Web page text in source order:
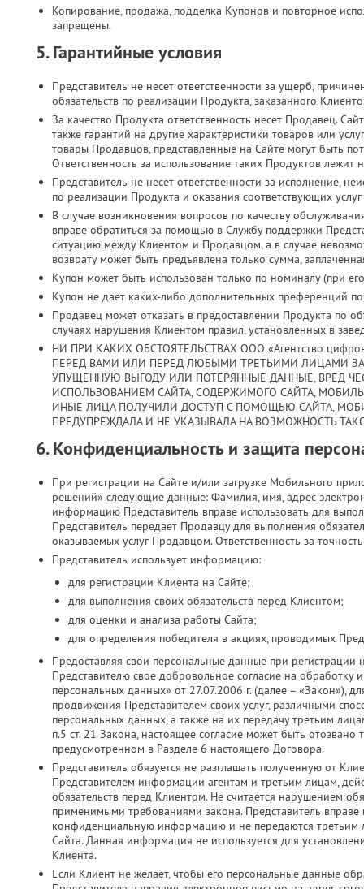
Копирование, продажа, подделка Купонов и повторное
запрещены.
5. Гарантийные условия
Представитель не несет ответственности за ущерб,
обязательств по реализации Продукта, заказанного
За качество Продукта ответственность несет Продавец.
также гарантий на другие характеристики товаров или
товары Продавцов, представленные на Сайте могут быть
Ответственность за использование таких Продуктов лежит
Представитель не несет ответственности за исполнение,
по реализации Продукта и оказания соответствующих
В случае возникновения вопросов по качеству
вправе обратиться за помощью в Службу поддержки
ситуацию между Клиентом и Продавцом, а в случае
возврату может быть предъявлена только сумма,
Купон может быть использован только по номиналу (при
Купон не дает каких-либо дополнительных преференций
Продавец может отказать в предоставлении Продукта по
случаях нарушения Клиентом правил, установленных в
НИ ПРИ КАКИХ ОБСТОЯТЕЛЬСТВАХ ООО «Агентство
ПЕРЕД ВАМИ ИЛИ ПЕРЕД ЛЮБЫМИ ТРЕТЬИМИ ЛИЦАМИ
УПУЩЕННУЮ ВЫГОДУ ИЛИ ПОТЕРЯННЫЕ ДАННЫЕ, ВРЕД
ИСПОЛЬЗОВАНИЕМ САЙТА, СОДЕРЖИМОГО САЙТА,
ИНЫЕ ЛИЦА ПОЛУЧИЛИ ДОСТУП С ПОМОЩЬЮ САЙТА,
ПРЕДУПРЕЖДАЛА И НЕ УКАЗЫВАЛА НА ВОЗМОЖНОСТЬ
6. Конфиденциальность и защита
При регистрации на Сайте и/или загрузке Мобильного
решений» следующие данные: Фамилия, имя, адрес
информацию Представитель вправе использовать для
Представитель передает Продавцу для выполнения
оказываемых услуг Продавцом. Ответственность за
Представитель использует информацию:
для регистрации Клиента на Сайте;
для выполнения своих обязательств перед Клиентом;
для оценки и анализа работы Сайта;
для определения победителя в акциях, проводимых
Предоставляя свои персональные данные при
Представителю свое добровольное согласие на обработку
персональных данных» от 27.07.2006 г. (далее – «Закон»),
продвижения Представителем своих услуг, различными
персональных данных, а также на их передачу третьим
п.5 ст. 21 Закона, настоящее согласие может быть
предусмотренном в Разделе 6 настоящего Договора.
Представитель обязуется не разглашать полученную от
Представителем информации агентам и третьим лицам,
обязательств перед Клиентом. Не считается нарушением
применимыми требованиями закона. Представитель вправе
конфиденциальную информацию и не передаются третьим
Сайта. Данная информация не используется для
Клиента.
Если Клиент не желает, чтобы его персональные данные